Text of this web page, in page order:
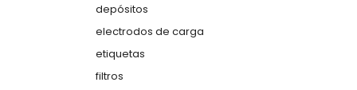
depósitos
electrodos de carga
etiquetas
filtros